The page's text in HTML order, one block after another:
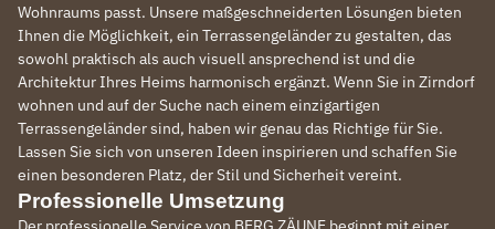
Wohnraums passt. Unsere maßgeschneiderten Lösungen bieten
Ihnen die Möglichkeit, ein Terrassengeländer zu gestalten, das
sowohl praktisch als auch visuell ansprechend ist und die
Architektur Ihres Heims harmonisch ergänzt. Wenn Sie in Zirndorf
wohnen und auf der Suche nach einem einzigartigen
Terrassengeländer sind, haben wir genau das Richtige für Sie.
Lassen Sie sich von unseren Ideen inspirieren und schaffen Sie
einen besonderen Platz, der Stil und Sicherheit vereint.
Professionelle Umsetzung